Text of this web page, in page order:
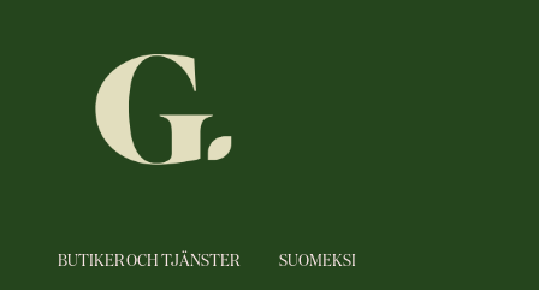
BUTIKER OCH TJÄNSTER SUOMEKSI